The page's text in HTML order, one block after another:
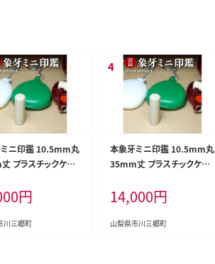
ニ印鑑 10.5mm丸
プラスチックケー
円
川三郷町
本象牙ミニ印鑑 10.5mm丸
35mm丈 プラスチックケー
6] [58399916]
14,000円
山梨県市川三郷町